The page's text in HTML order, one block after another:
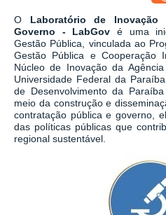
O Laboratório de
Governo - LabGov é uma
Gestão Pública, vinculada ao
Gestão Pública e Cooperação
Núcleo de Inovação da
Universidade Federal da
de Desenvolvimento da
meio da construção e
contratação pública e governo,
das políticas públicas que
regional sustentável.